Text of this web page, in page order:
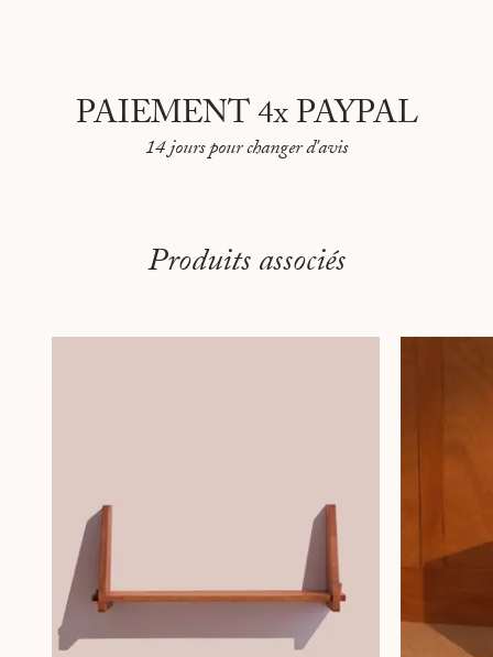
PAIEMENT 4x PAYPAL
14 jours pour changer d'avis
Produits associés